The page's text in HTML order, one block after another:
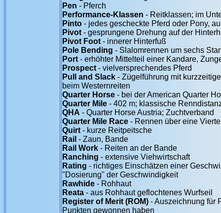
Pen - Pferch
Performance-Klassen - Reitklassen; im
Pinto - jedes gescheckte Pferd oder Pony,
Pivot - gesprungene Drehung auf der
Pivot Foot - innerer Hinterfuß
Pole Bending - Slalomrennen um sechs
Port - erhöhter Mittelteil einer Kandare,
Prospect - vielversprechendes Pferd
Pull and Slack - Zügelführung mit
beim Westernreiten
Quarter Horse - bei der American Quarter
Quarter Mile - 402 m; klassische
QHA - Quarter Horse Austria; Zuchtverband
Quarter Mile Race - Rennen über eine
Quirt - kurze Reitpeitsche
Rail - Zaun, Bande
Rail Work - Reiten an der Bande
Ranching - extensive Viehwirtschaft
Rating - richtiges Einschätzen einer
"Dosierung" der Geschwindigkeit
Rawhide - Rohhaut
Reata - aus Rohhaut geflochtenes Wurfseil
Register of Merit (ROM) - Auszeichnung für
Punkten gewonnen haben